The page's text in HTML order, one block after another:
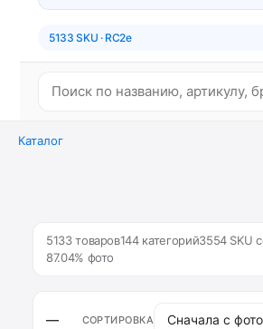
5133 SKU · RC2e
Каталог
5133 товаров144 категорий3554 SKU
87.04% фото
— СОРТИРОВКА